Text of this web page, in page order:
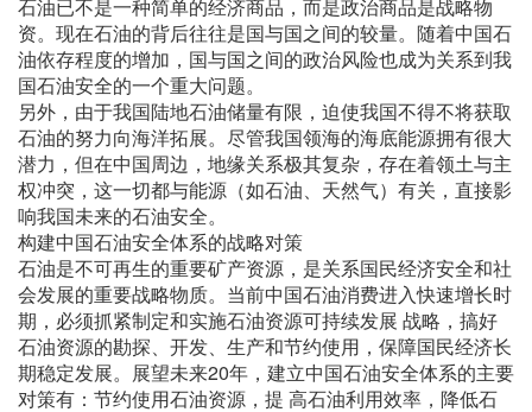
石油已不是一种简单的经济商品，而是政治商品是战略物
资。现在石油的背后往往是国与国之间的较量。随着中国石
油依存程度的增加，国与国之间的政治风险也成为关系到我
国石油安全的一个重大问题。
另外，由于我国陆地石油储量有限，迫使我国不得不将获取
石油的努力向海洋拓展。尽管我国领海的海底能源拥有很大
潜力，但在中国周边，地缘关系极其复杂，存在着领土与主
权冲突，这一切都与能源（如石油、天然气）有关，直接影
响我国未来的石油安全。
构建中国石油安全体系的战略对策
石油是不可再生的重要矿产资源，是关系国民经济安全和社
会发展的重要战略物质。当前中国石油消费进入快速增长时
期，必须抓紧制定和实施石油资源可持续发展 战略，搞好
石油资源的勘探、开发、生产和节约使用，保障国民经济长
期稳定发展。展望未来20年，建立中国石油安全体系的主要
对策有：节约使用石油资源，提 高石油利用效率，降低石